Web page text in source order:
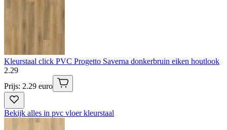
Kleurstaal click PVC Progetto Saverna donkerbruin eiken houtlook
2.29
Prijs: 2.29 euro
Bekijk alles in pvc vloer kleurstaal